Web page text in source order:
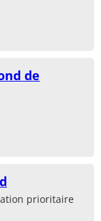
de
prioritaire